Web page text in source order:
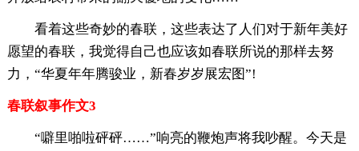
看着这些奇妙的春联，这些表达了人们对于新年美好
愿望的春联，我觉得自己也应该如春联所说的那样去努
力，“华夏年年腾骏业，新春岁岁展宏图”!
春联叙事作文3
“噼里啪啦砰砰……”响亮的鞭炮声将我吵醒。今天是